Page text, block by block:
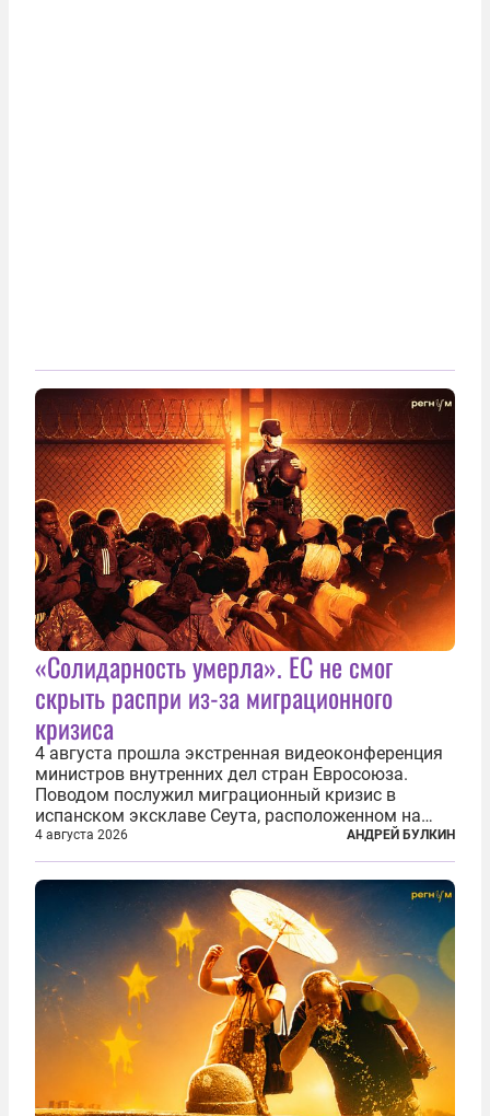
«Солидарность умерла». ЕС не смог
скрыть распри из-за миграционного
кризиса
4 августа прошла экстренная видеоконференция
министров внутренних дел стран Евросоюза.
Поводом послужил миграционный кризис в
испанском эксклаве Сеута, расположенном на
северном побережье Африки. В конце июля
границу между Марокко и испанской территорией
прорвали до 72 тысяч мигрантов. Подавляющее...
4 августа 2026 АНДРЕЙ БУЛКИН